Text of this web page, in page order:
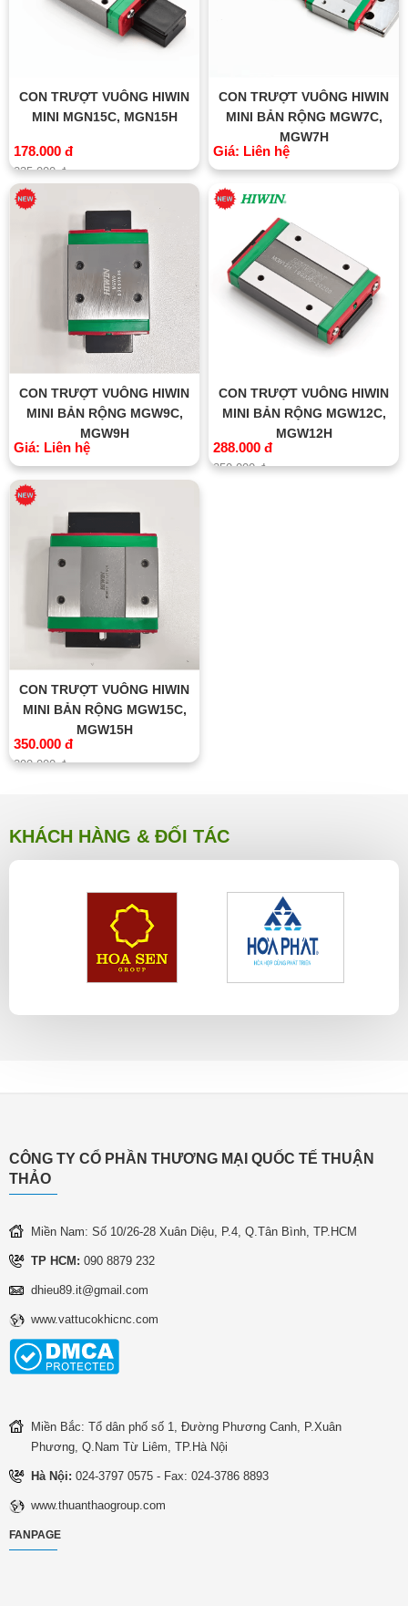
CON TRƯỢT VUÔNG HIWIN
MINI MGN15C, MGN15H
178.000 đ
235.000 đ
CON TRƯỢT VUÔNG HIWIN
MINI BẢN RỘNG MGW7C,
MGW7H
Giá: Liên hệ
CON TRƯỢT VUÔNG HIWIN
MINI BẢN RỘNG MGW9C,
MGW9H
Giá: Liên hệ
CON TRƯỢT VUÔNG HIWIN
MINI BẢN RỘNG MGW12C,
MGW12H
288.000 đ
350.000 đ
CON TRƯỢT VUÔNG HIWIN
MINI BẢN RỘNG MGW15C,
MGW15H
350.000 đ
390.000 đ
KHÁCH HÀNG & ĐỐI TÁC
CÔNG TY CỔ PHẦN THƯƠNG MẠI QUỐC TẾ THUẬN
THẢO
Miền Nam: Số 10/26-28 Xuân Diệu, P.4, Q.Tân Bình, TP.HCM
TP HCM: 090 8879 232
dhieu89.it@gmail.com
www.vattucokhicnc.com
Miền Bắc: Tổ dân phố số 1, Đường Phương Canh, P.Xuân
Phương, Q.Nam Từ Liêm, TP.Hà Nội
Hà Nội: 024-3797 0575 - Fax: 024-3786 8893
www.thuanthaogroup.com
FANPAGE